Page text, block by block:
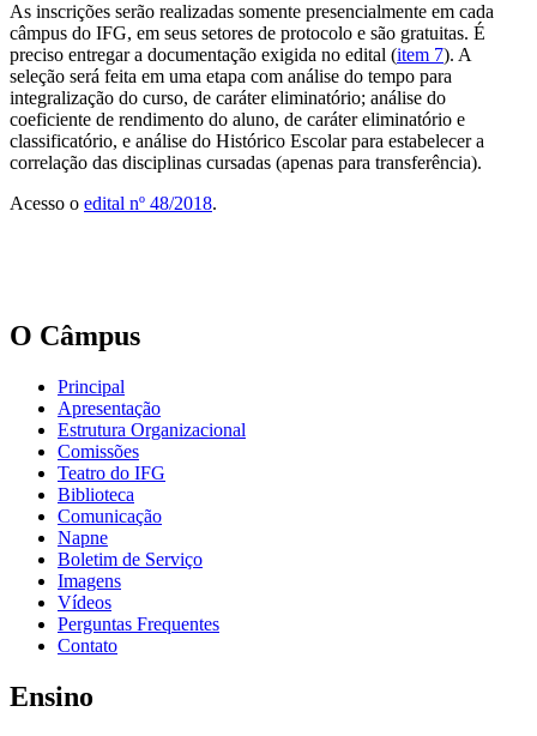
As inscrições serão realizadas somente presencialmente em cada
câmpus do IFG, em seus setores de protocolo e são gratuitas. É
preciso entregar a documentação exigida no edital (item 7). A
seleção será feita em uma etapa com análise do tempo para
integralização do curso, de caráter eliminatório; análise do
coeficiente de rendimento do aluno, de caráter eliminatório e
classificatório, e análise do Histórico Escolar para estabelecer a
correlação das disciplinas cursadas (apenas para transferência).
Acesso o edital nº 48/2018.
O Câmpus
Principal
Apresentação
Estrutura Organizacional
Comissões
Teatro do IFG
Biblioteca
Comunicação
Napne
Boletim de Serviço
Imagens
Vídeos
Perguntas Frequentes
Contato
Ensino